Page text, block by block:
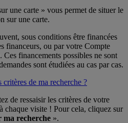
une carte » vous permet de situer le
sur une carte.
sous conditions être financées
financeurs, ou par votre Compte
financements possibles ne sont
sont étudiées au cas par cas.
de ma recherche ?
de ressaisir les critères de votre
chaque visite ! Pour cela, cliquez sur
ma recherche ».